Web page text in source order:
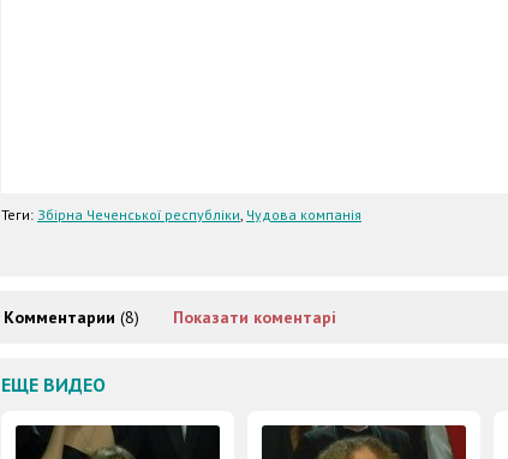
Теги: Збірна Чеченської республіки, Чудова компанія
Комментарии (8) Показати коментарі
ЕЩЕ ВИДЕО